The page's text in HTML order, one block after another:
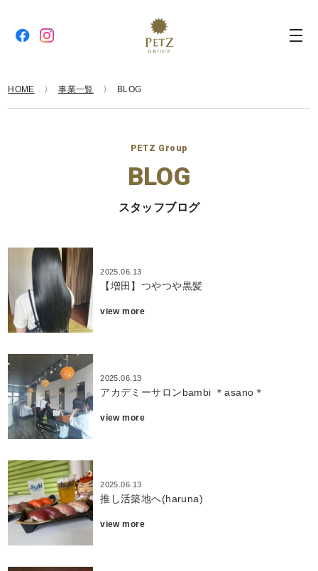
HOME 事業一覧 BLOG
PETZ Group
BLOG
スタッフブログ
2025.06.13
【増田】つやつや黒髪
view more
2025.06.13
アカデミーサロンbambi ＊asano＊
view more
2025.06.13
推し活築地へ(haruna)
view more